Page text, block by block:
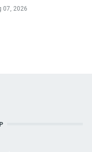
07, 2026